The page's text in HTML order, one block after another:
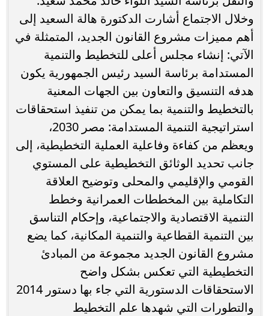
وخلال الاجتماع أشارت الدكتورة هالة السعيد إلى
أهم مميزات مشروع القانون الجديد، المتمثلة في
الآتي: إنشاء مجلس أعلى للتخطيط والتنمية
المستدامة برئاسة السيد رئيس الجمهورية يكون
هدفه التنسيق والتعاون بين الجهات المعنية
بالتخطيط والتنمية بما يمكن من تنفيذ استحقاقات
استراتيجية التنمية المستدامة: مصر 2030،
ويعظم من كفاءة وفاعلية العملية التخطيطية، إلى
جانب تحديد الوثائق التخطيطية على المستوي
القومي والإقليمي والمحلى وتوضيح العلاقة
التكاملية بين المخططات العمرانية وخطط
التنمية الاقتصادية والاجتماعية، وإحكام التناسق
بين التنمية القطاعية والتنمية المكانية، كما يضع
مشروع القانون الجديد مجموعة من المبادئ
التخطيطية التي تعكس بشكل واضح
الاستحقاقات الدستورية التي جاء بها دستور 2014
والتطورات التي شهدها علم التخطيط